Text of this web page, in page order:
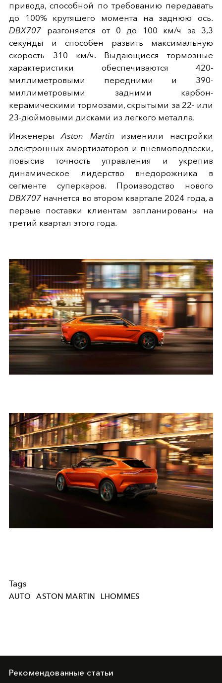
привода, способной по требованию передавать
до 100% крутящего момента на заднюю ось.
DBX707 разгоняется от 0 до 100 км/ч за 3,3
секунды и способен развить максимальную
скорость 310 км/ч. Выдающиеся тормозные
характеристики обеспечиваются 420-
миллиметровыми передними и 390-
миллиметровыми задними карбон-
керамическими тормозами, скрытыми за 22- или
23-дюймовыми дисками из легкого металла.
ИнженерыAston Martin изменили настройки
электронных амортизаторов и пневмоподвески,
повысив точность управления и укрепив
динамическое лидерство внедорожника в
сегменте суперкаров. Производство нового
DBX707 начнется во втором квартале 2024 года, а
первые поставки клиентам запланированы на
третий квартал этого года.
Tags
AUTO ASTON MARTIN LHOMMES
Рекомендованные статьи